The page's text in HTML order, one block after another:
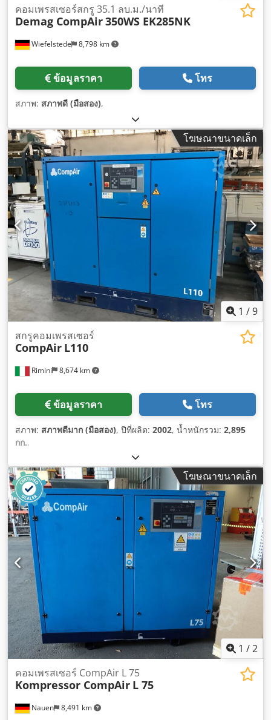
Wiefelstede 8,798 km
คอมเพรสเซอร์สกรู 35.1 ลบ.ม./นาที
Demag CompAir350WS EK285NK
ข้อมูลราคา โทร
สภาพ: สภาพดี (มือสอง),
โฆษณาขนาดเล็ก
1 /9
Rimini 8,674 km
สกรูคอมเพรสเซอร์
CompAir L110
ข้อมูลราคา โทร
สภาพ: สภาพดีมาก (มือสอง), ปีที่ผลิต: 2002, น้ำหนักรวม: 2,895
กก.,
โฆษณาขนาดเล็ก
1 /2
Nauen 8,491 km
คอมเพรสเซอร์ CompAir L 75
Kompressor CompAir L 75